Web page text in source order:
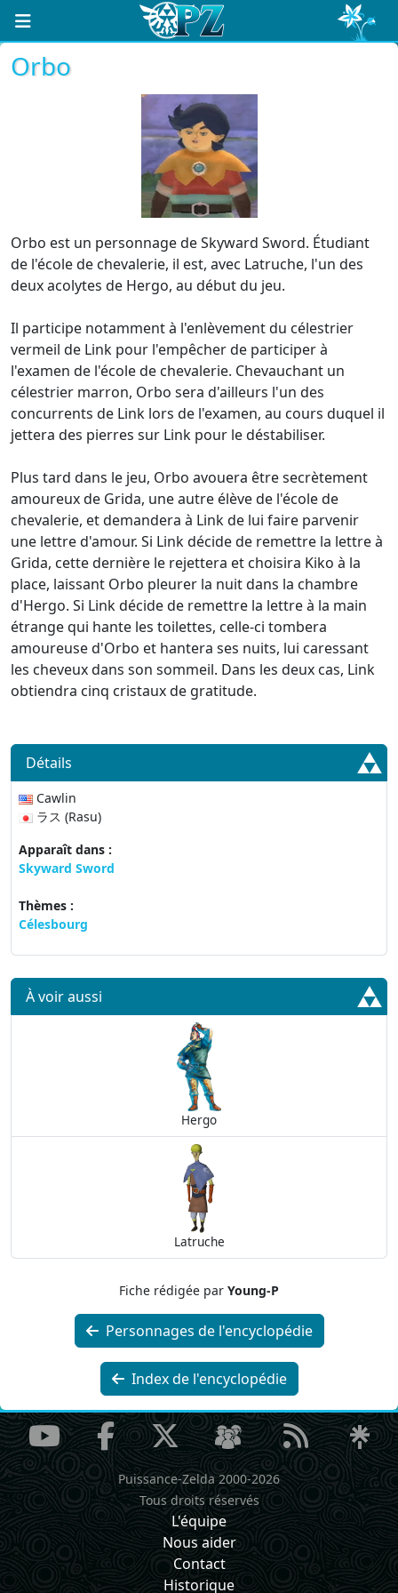
Orbo
Orbo est un personnage de Skyward Sword. Étudiant
de l'école de chevalerie, il est, avec Latruche, l'un des
deux acolytes de Hergo, au début du jeu.
Il participe notamment à l'enlèvement du célestrier
vermeil de Link pour l'empêcher de participer à
l'examen de l'école de chevalerie. Chevauchant un
célestrier marron, Orbo sera d'ailleurs l'un des
concurrents de Link lors de l'examen, au cours duquel il
jettera des pierres sur Link pour le déstabiliser.
Plus tard dans le jeu, Orbo avouera être secrètement
amoureux de Grida, une autre élève de l'école de
chevalerie, et demandera à Link de lui faire parvenir
une lettre d'amour. Si Link décide de remettre la lettre à
Grida, cette dernière le rejettera et choisira Kiko à la
place, laissant Orbo pleurer la nuit dans la chambre
d'Hergo. Si Link décide de remettre la lettre à la main
étrange qui hante les toilettes, celle-ci tombera
amoureuse d'Orbo et hantera ses nuits, lui caressant
les cheveux dans son sommeil. Dans les deux cas, Link
obtiendra cinq cristaux de gratitude.
Détails
Cawlin
ラス (Rasu)
Apparaît dans :
Skyward Sword
Thèmes :
Célesbourg
À voir aussi
Hergo
Latruche
Fiche rédigée par Young-P
Personnages de l'encyclopédie
Index de l'encyclopédie
Puissance-Zelda 2000-2026
Tous droits réservés
L'équipe
Nous aider
Contact
Historique